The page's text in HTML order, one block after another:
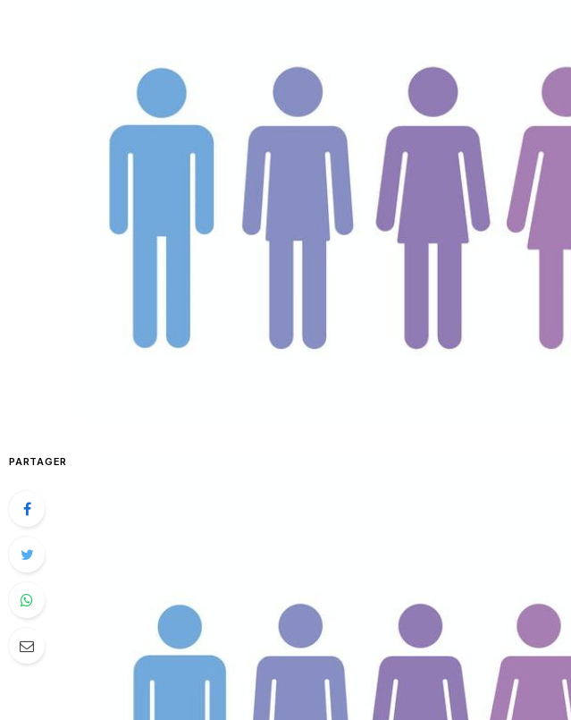
PARTAGER